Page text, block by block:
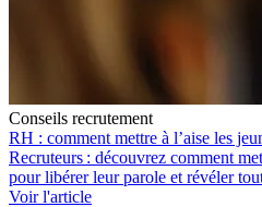
Conseils recrutement
RH : comment mettre à l’aise les
Recruteurs : découvrez comment
pour libérer leur parole et révéler
Voir l'article